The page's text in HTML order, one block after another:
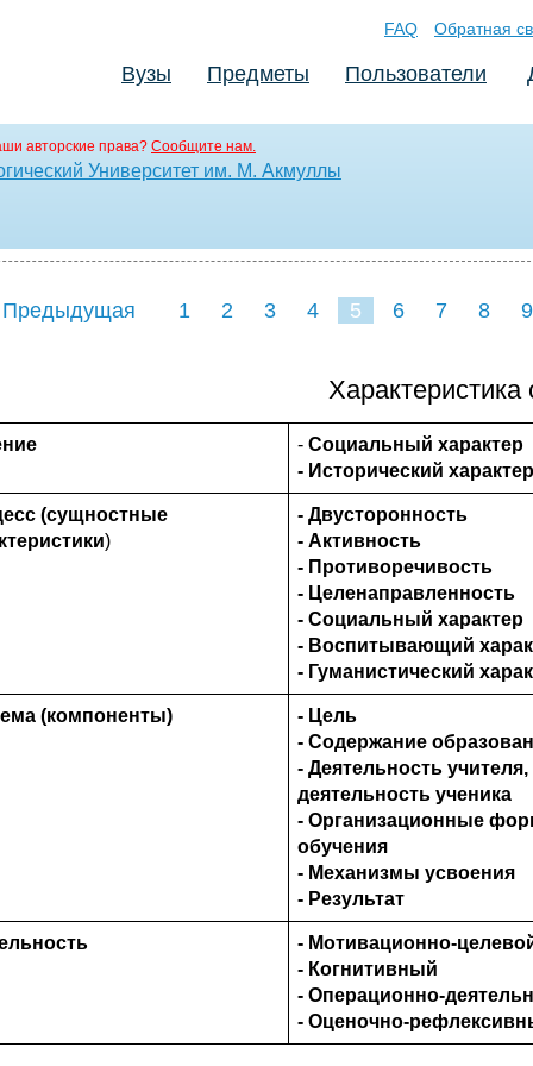
FAQ Обратная
Вузы Предметы Пользователи
авторские права? Сообщите нам.
Университет им. М. Акмуллы
1 2 3 4 5 6 7 8
9
Характеристика
- Социальный характер
- Исторический характер
(сущностные
)
- Двусторонность
- Активность
- Противоречивость
- Целенаправленность
- Социальный характер
- Воспитывающий
- Гуманистический
(компоненты)
- Цель
- Содержание
- Деятельность
деятельность ученика
- Организационные
обучения
- Механизмы усвоения
- Результат
- Мотивационно-
- Когнитивный
- Операционно-
- Оценочно-